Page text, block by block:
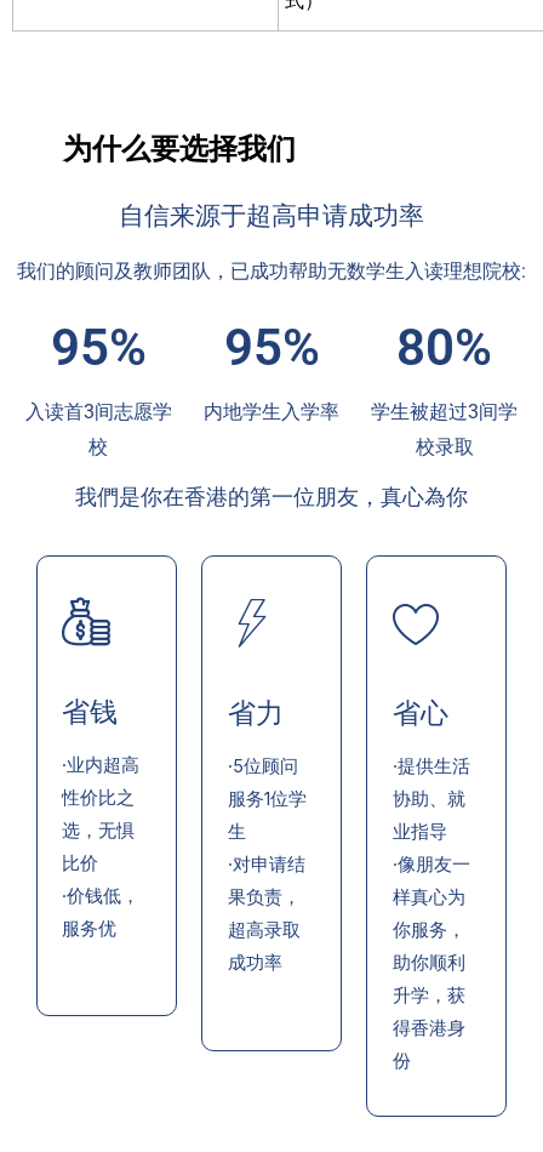
为什么要选择我们
自信来源于超高申请成功率
我们的顾问及教师团队，已成功帮助无数学生入读理想院校:
95%
入读首3间志愿学
校
95%
内地学生入学率
80%
学生被超过3间学
校录取
我們是你在香港的第一位朋友，真心為你
省钱
·业内超高
性价比之
选，无惧
比价
·价钱低，
服务优
省力
·5位顾问
服务1位学
生
·对申请结
果负责，
超高录取
成功率
省心
·提供生活
协助、就
业指导
·像朋友一
样真心为
你服务，
助你顺利
升学，获
得香港身
份